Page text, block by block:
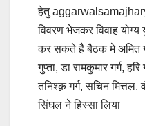
हेतु
विवरण भेजकर विवाह
कर सकते है बैठक मे अमित
गुप्ता, डा रामकुमार गर्ग,
तनिश्क़ गर्ग, सचिन मित्तल,
सिंघल ने हिस्सा लिया